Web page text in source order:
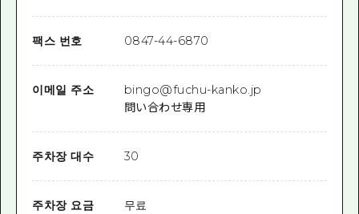
팩스 번호 0847-44-6870
이메일 주소
bingo@fuchu-kanko.jp
問い合わせ専用
주차장 대수 30
주차장 요금 무료